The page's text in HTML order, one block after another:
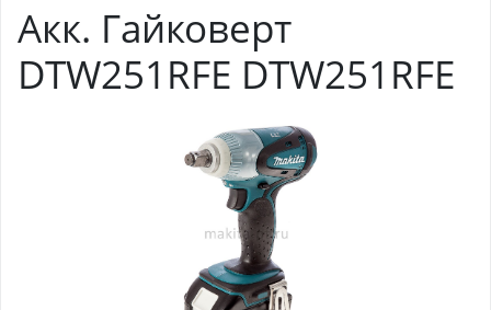
Акк. Гайковерт
DTW251RFE DTW251RFE